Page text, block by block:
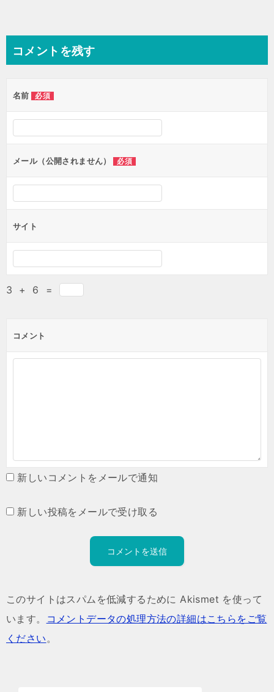
コメントを残す
名前 必須
メール（公開されません） 必須
サイト
3 + 6 =
コメント
新しいコメントをメールで通知
新しい投稿をメールで受け取る
このサイトはスパムを低減するために Akismet を使って
います。
コメントデータの処理方法の詳細はこちらをご覧
ください。